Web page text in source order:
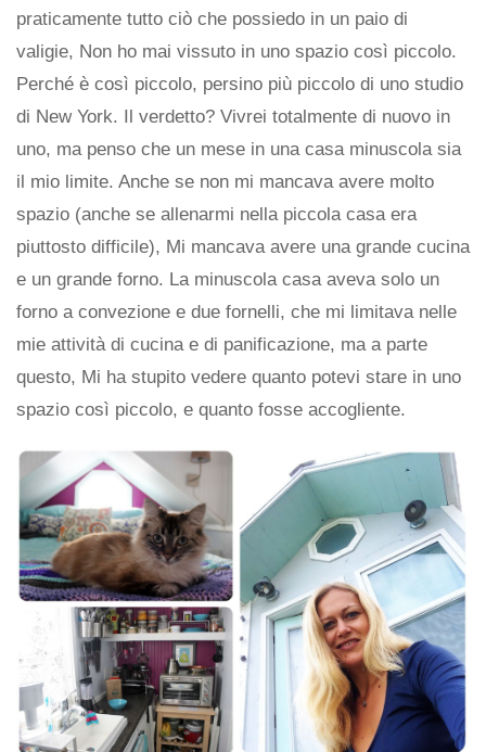
praticamente tutto ciò che possiedo in un paio di
valigie, Non ho mai vissuto in uno spazio così piccolo.
Perché è così piccolo, persino più piccolo di uno studio
di New York. Il verdetto? Vivrei totalmente di nuovo in
uno, ma penso che un mese in una casa minuscola sia
il mio limite. Anche se non mi mancava avere molto
spazio (anche se allenarmi nella piccola casa era
piuttosto difficile), Mi mancava avere una grande cucina
e un grande forno. La minuscola casa aveva solo un
forno a convezione e due fornelli, che mi limitava nelle
mie attività di cucina e di panificazione, ma a parte
questo, Mi ha stupito vedere quanto potevi stare in uno
spazio così piccolo, e quanto fosse accogliente.